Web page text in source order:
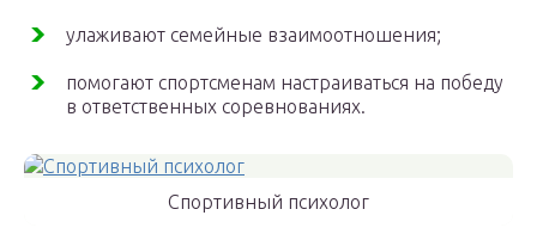
улаживают семейные взаимоотношения;
помогают спортсменам настраиваться на победу
в ответственных соревнованиях.
Спортивный психолог